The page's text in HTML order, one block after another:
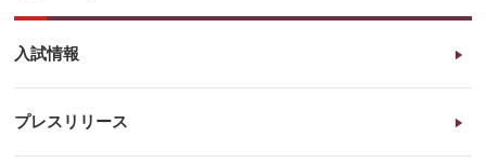
入試情報
プレスリリース